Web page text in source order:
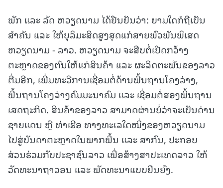
ພັກ ແລະ ລັດ ຫວຽດນາມ ໄດ້ຢືນຢັນວ່າ: ຍາມໃດກໍຖືເປັນ
ສຳຄັນ ແລະ ໃຫ້ບຸລິມະສິດສູງສຸດແກ່ສາຍພົວພັນພິເສດ
ຫວຽດນາມ - ລາວ. ຫວຽດນາມ ຈະສືບຕໍ່ເປີດກວ້າງ
ຕະຫຼາດຂອງຕົນໃຫ້ແກ່ສິນຄ້າ ແລະ ຜະລິດຕະພັນຂອງລາວ
ຕື່ມອີກ, ເພີ່ມທະວີການເຊື່ອມຕໍ່ດ້ານພື້ນຖານໂຄງລ່າງ,
ພື້ນຖານໂຄງລ່າງຄົມມະນາຄົມ ແລະ ເຊື່ອມຕໍ່ສອງພຶ້ນຖານ
ເສດຖະກິດ. ສິນຄ້າຂອງລາວ ສາມາດຜ່ານບໍ່ວ່າຈະເປັນດ່ານ
ຊາຍແດນ ຫຼື ທ່າເຮືອ ທາງທະເລໃດໜຶ່ງຂອງຫວຽດນາມ
ໄປສູ່ບັນດາຕະຫຼາດໃນພາກພື້ນ ແລະ ສາກົນ, ປະກອບ
ສ່ວນຮ່ວມກັບປະຊາຊົນລາວ ເພື່ອສ້າງສາປະເທດລາວ ໃຫ້
ວັດທະນາຖາວອນ ແລະ ພັດທະນາແບບຍືນຍົງ.